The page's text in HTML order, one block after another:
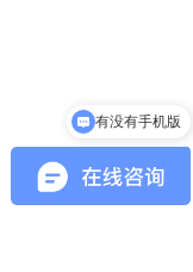
有没有手机版